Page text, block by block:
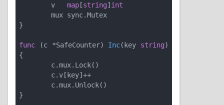
	v
map [string] int
	mux sync.Mutex
}
func (c *SafeCounter) Inc(key string)
{
}